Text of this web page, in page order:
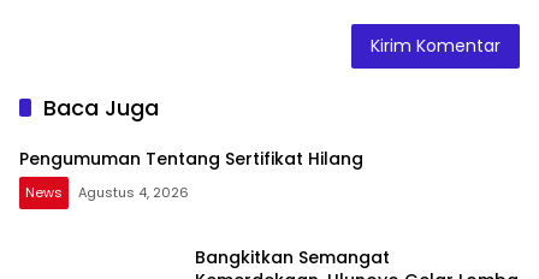
Baca Juga
Pengumuman Tentang Sertifikat Hilang
News Agustus 4, 2026
Bangkitkan Semangat